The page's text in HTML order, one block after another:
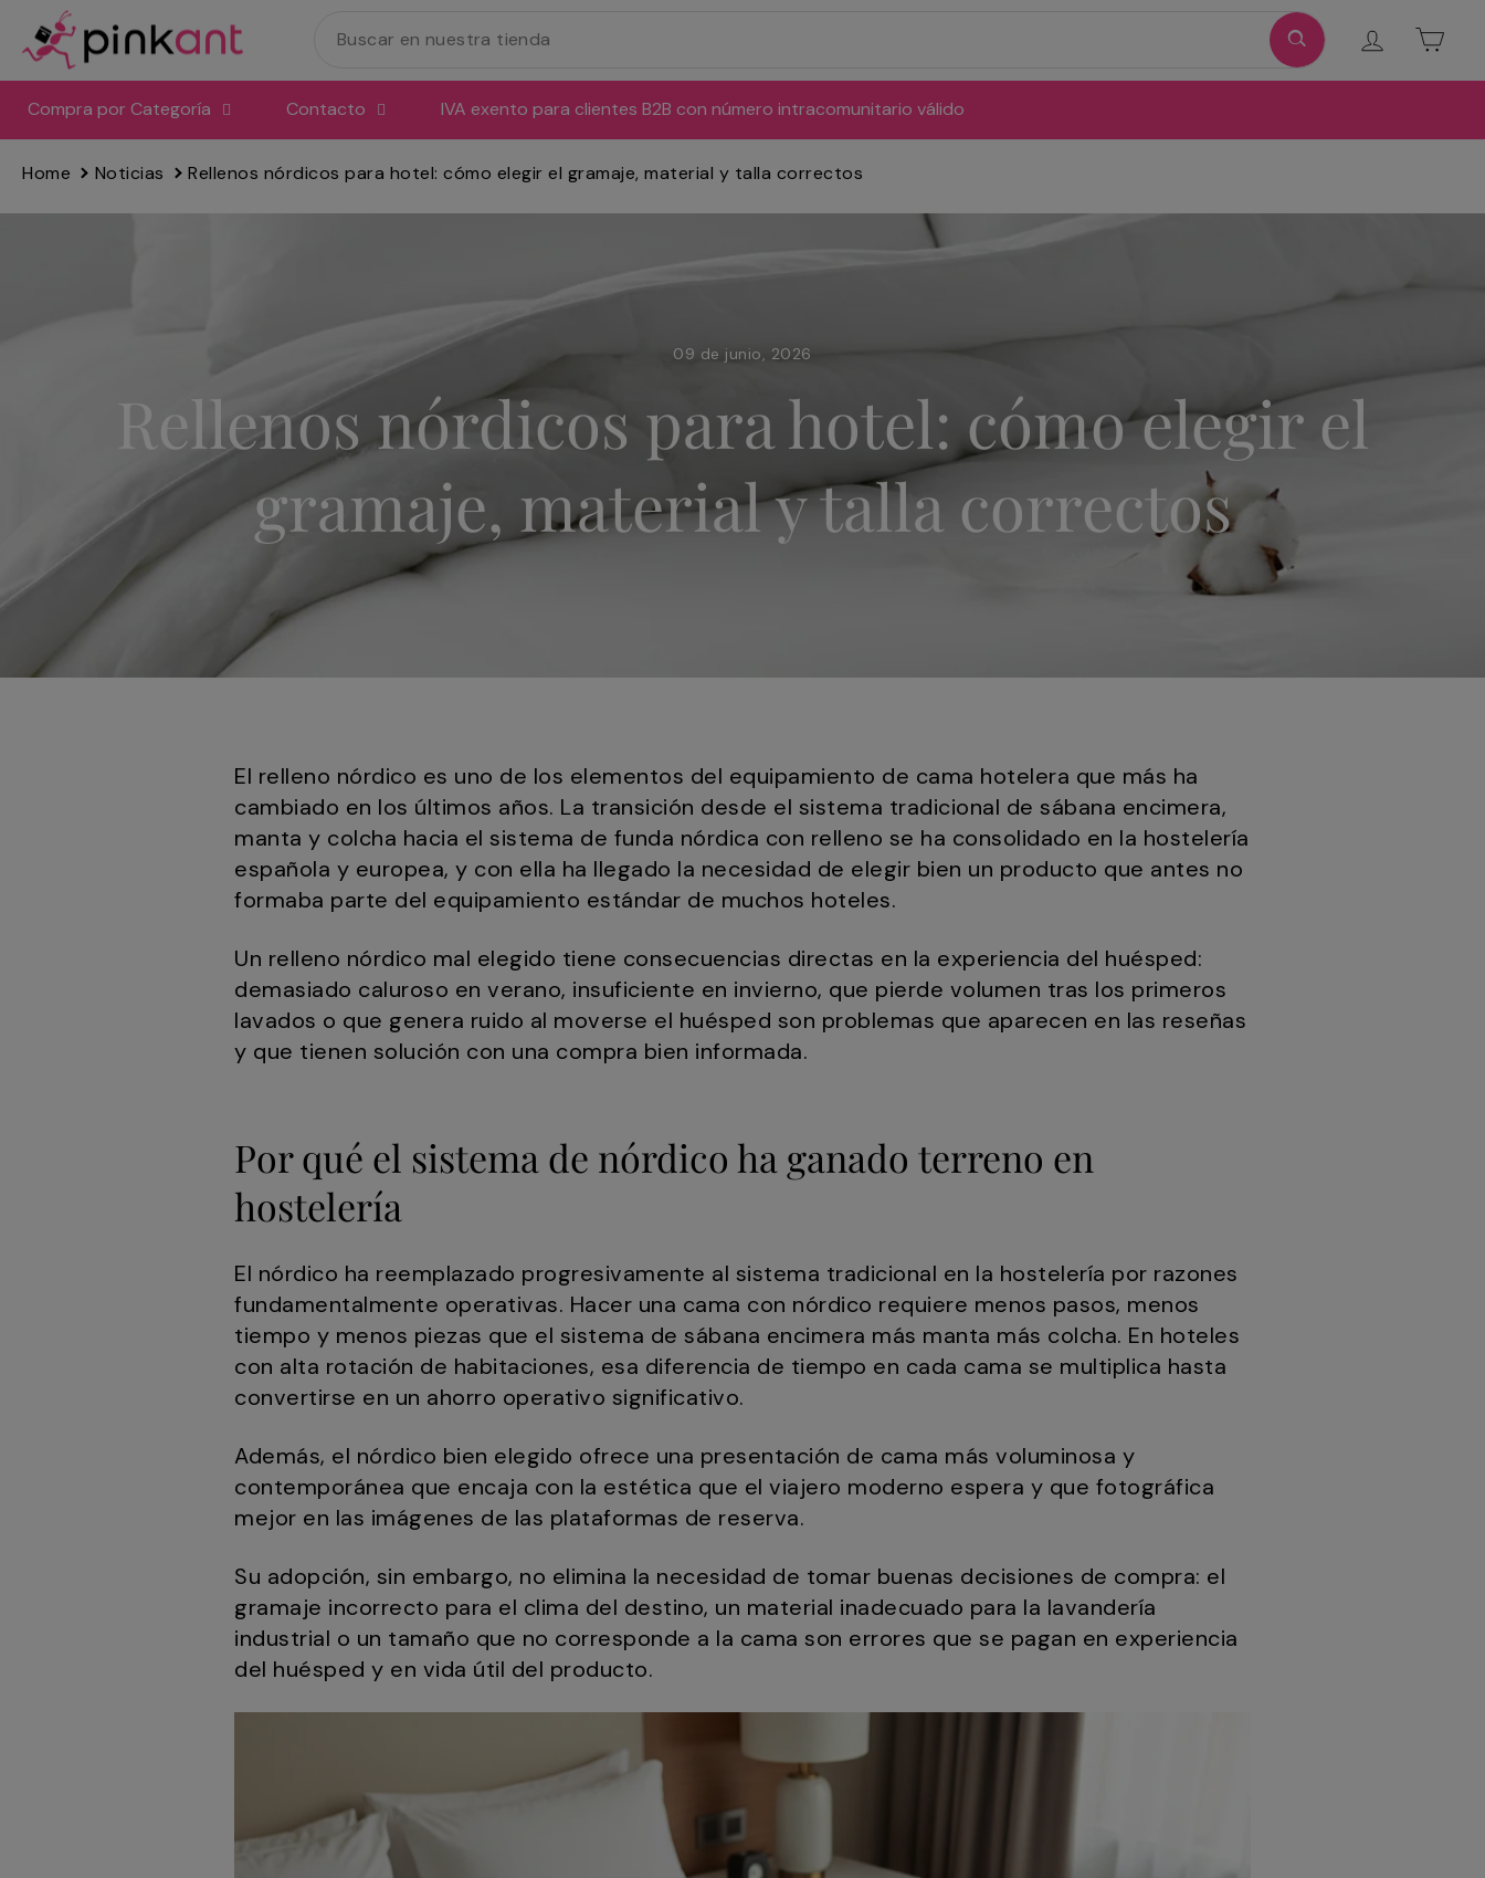
directamente
al
contenido
Ingresar
Compra por Categoría Contacto IVA exento para clientes B2B con número intracomunitario válido
Home Noticias Rellenos nórdicos para hotel: cómo elegir el gramaje, material y talla correctos
09 de junio, 2026
Rellenos nórdicos para hotel: cómo elegir el
gramaje, material y talla correctos
El relleno nórdico es uno de los elementos del equipamiento de cama hotelera que más ha
cambiado en los últimos años. La transición desde el sistema tradicional de sábana encimera,
manta y colcha hacia el sistema de funda nórdica con relleno se ha consolidado en la hostelería
española y europea, y con ella ha llegado la necesidad de elegir bien un producto que antes no
formaba parte del equipamiento estándar de muchos hoteles.
Un relleno nórdico mal elegido tiene consecuencias directas en la experiencia del huésped:
demasiado caluroso en verano, insuficiente en invierno, que pierde volumen tras los primeros
lavados o que genera ruido al moverse el huésped son problemas que aparecen en las reseñas
y que tienen solución con una compra bien informada.
Por qué el sistema de nórdico ha ganado terreno en
hostelería
El nórdico ha reemplazado progresivamente al sistema tradicional en la hostelería por razones
fundamentalmente operativas. Hacer una cama con nórdico requiere menos pasos, menos
tiempo y menos piezas que el sistema de sábana encimera más manta más colcha. En hoteles
con alta rotación de habitaciones, esa diferencia de tiempo en cada cama se multiplica hasta
convertirse en un ahorro operativo significativo.
Además, el nórdico bien elegido ofrece una presentación de cama más voluminosa y
contemporánea que encaja con la estética que el viajero moderno espera y que fotográfica
mejor en las imágenes de las plataformas de reserva.
Su adopción, sin embargo, no elimina la necesidad de tomar buenas decisiones de compra: el
gramaje incorrecto para el clima del destino, un material inadecuado para la lavandería
industrial o un tamaño que no corresponde a la cama son errores que se pagan en experiencia
del huésped y en vida útil del producto.